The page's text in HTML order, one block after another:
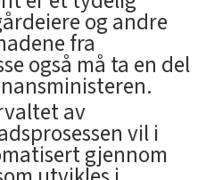
og andre
fra
også må ta en del
av
vil i
gjennom